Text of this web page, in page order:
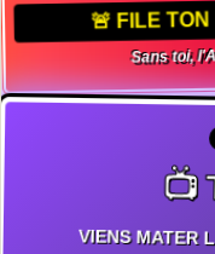
🚨 FILE
Sans toi,
📺
VIENS MATER